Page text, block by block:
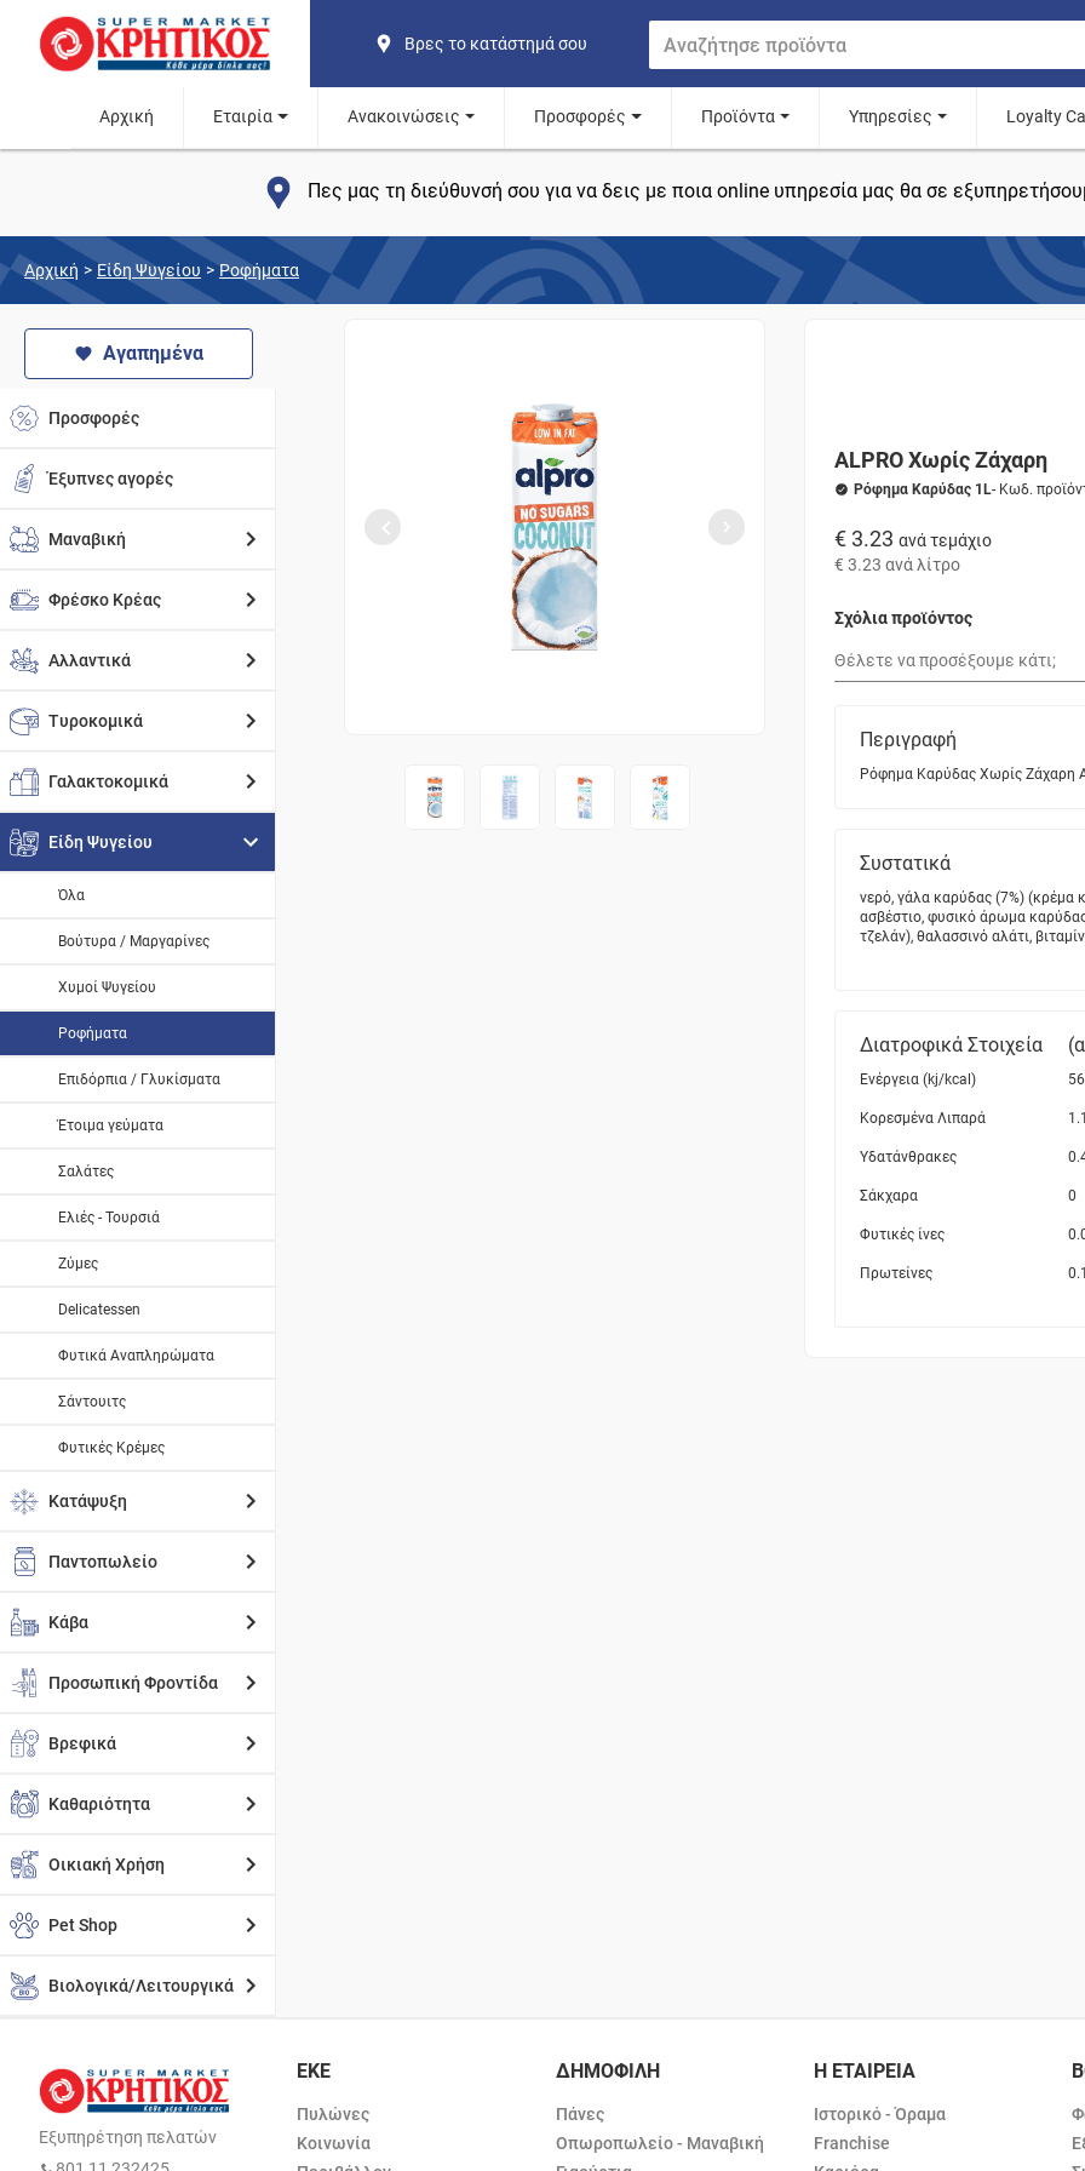
Βρες το κατάστημά σου
Αρχική Εταιρία Ανακοινώσεις Προσφορές Προϊόντα Υπηρεσίες Loyalty
Πες μας τη διεύθυνσή σου για να δεις με ποια online υπηρεσία μας θα σε
Αρχική > Είδη Ψυγείου > Ροφήματα
Αγαπημένα
Προσφορές
Έξυπνες αγορές
Μαναβική
Φρέσκο Κρέας
Αλλαντικά
Τυροκομικά
Γαλακτοκομικά
Είδη Ψυγείου
Όλα
Βούτυρα / Μαργαρίνες
Χυμοί Ψυγείου
Ροφήματα
Επιδόρπια / Γλυκίσματα
Έτοιμα γεύματα
Σαλάτες
Ελιές - Τουρσιά
Ζύμες
Delicatessen
Φυτικά Αναπληρώματα
Σάντουιτς
Φυτικές Κρέμες
Κατάψυξη
Παντοπωλείο
Κάβα
Προσωπική Φροντίδα
Βρεφικά
Καθαριότητα
Οικιακή Χρήση
Pet Shop
Βιολογικά/Λειτουργικά
ALPRO Χωρίς Ζάχαρη
Ρόφημα Καρύδας 1L- Κωδ.
€ 3.23 ανά τεμάχιο
€ 3.23 ανά λίτρο
Σχόλια προϊόντος
Περιγραφή
Ρόφημα Καρύδας Χωρίς Ζάχαρη
Συστατικά
νερό, γάλα καρύδας (7%) (κρέμα
ασβέστιο, φυσικό άρωμα
τζελάν), θαλασσινό αλάτι,
Διατροφικά Στοιχεία
Ενέργεια (kj/kcal)
Κορεσμένα Λιπαρά 1.1
Υδατάνθρακες
Σάκχαρα 0
Φυτικές ίνες
Πρωτείνες 0.1
Εξυπηρέτηση πελατών
ΕΚΕ
Πυλώνες
Κοινωνία
ΔΗΜΟΦΙΛΗ
Πάνες
Οπωροπωλείο - Μαναβική
Η ΕΤΑΙΡΕΙΑ
Ιστορικό - Όραμα
Franchise